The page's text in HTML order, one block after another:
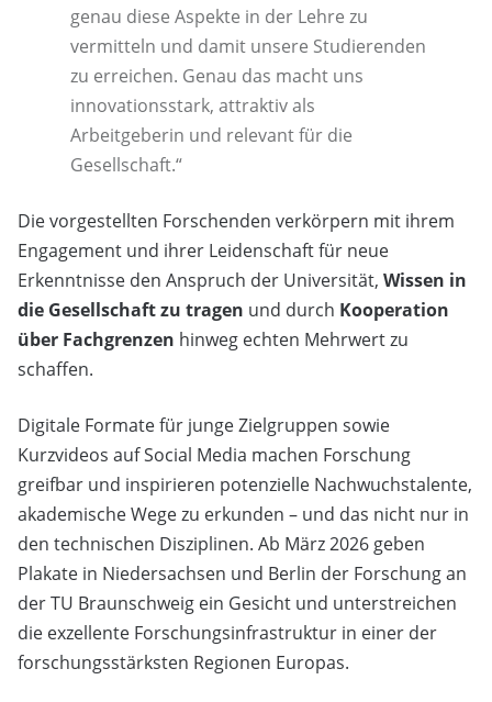
genau diese Aspekte in der Lehre zu
vermitteln und damit unsere Studierenden
zu erreichen. Genau das macht uns
innovationsstark, attraktiv als
Arbeitgeberin und relevant für die
Gesellschaft.“
Die vorgestellten Forschenden verkörpern mit ihrem
Engagement und ihrer Leidenschaft für neue
Erkenntnisse den Anspruch der Universität, Wissen in
die Gesellschaft zu tragen und durch Kooperation
über Fachgrenzen hinweg echten Mehrwert zu
schaffen.
Digitale Formate für junge Zielgruppen sowie
Kurzvideos auf Social Media machen Forschung
greifbar und inspirieren potenzielle Nachwuchstalente,
akademische Wege zu erkunden – und das nicht nur in
den technischen Disziplinen. Ab März 2026 geben
Plakate in Niedersachsen und Berlin der Forschung an
der TU Braunschweig ein Gesicht und unterstreichen
die exzellente Forschungsinfrastruktur in einer der
forschungsstärksten Regionen Europas.